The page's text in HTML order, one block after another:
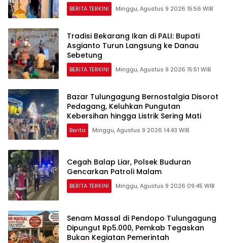
BERITA TERKINI Minggu, Agustus 9 2026 15:56 WIB
Tradisi Bekarang Ikan di PALI: Bupati
Asgianto Turun Langsung ke Danau
Sebetung
BERITA TERKINI Minggu, Agustus 9 2026 15:51 WIB
Bazar Tulungagung Bernostalgia Disorot
Pedagang, Keluhkan Pungutan
Kebersihan hingga Listrik Sering Mati
Berita Minggu, Agustus 9 2026 14:43 WIB
Cegah Balap Liar, Polsek Buduran
Gencarkan Patroli Malam
BERITA TERKINI Minggu, Agustus 9 2026 09:45 WIB
Senam Massal di Pendopo Tulungagung
Dipungut Rp5.000, Pemkab Tegaskan
Bukan Kegiatan Pemerintah